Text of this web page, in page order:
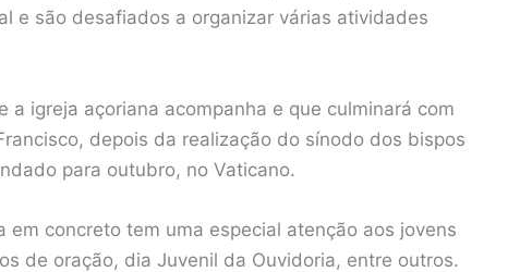
e são desafiados a organizar várias atividades
igreja açoriana acompanha e que culminará com
depois da realização do sínodo dos bispos
para outubro, no Vaticano.
concreto tem uma especial atenção aos jovens
de oração, dia Juvenil da Ouvidoria, entre outros.